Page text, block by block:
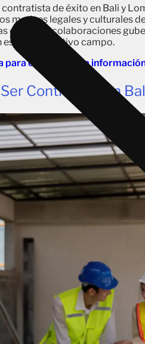
contratista de éxito en Bali y
matices legales y culturales
como las colaboraciones
este competitivo campo.
para comprobar la
Contratista En